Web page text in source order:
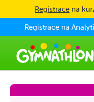
Skip to main content
Registrace na
Registrace na